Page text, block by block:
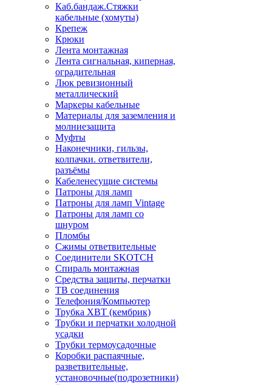
Каб.бандаж.Стяжки
кабельные (хомуты)
Крепеж
Крюки
Лента монтажная
Лента сигнальная, киперная,
оградительная
Люк ревизионный
металлический
Маркеры кабельные
Материалы для заземления и
молниезащита
Муфты
Наконечники, гильзы,
колпачки. ответвители,
разъёмы
Кабеленесущие системы
Патроны для ламп
Патроны для ламп Vintage
Патроны для ламп со
шнуром
Пломбы
Сжимы ответвительные
Соединители SKOTCH
Спираль монтажная
Средства защиты, перчатки
ТВ соединения
Телефония/Компьютер
Трубка ХВТ (кембрик)
Трубки и перчатки холодной
усадки
Трубки термоусадочные
Коробки распаячные,
разветвительные,
установочные(подрозетники)